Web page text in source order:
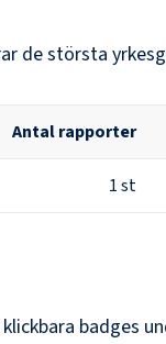
de största
Antal rapporter
1st
badges